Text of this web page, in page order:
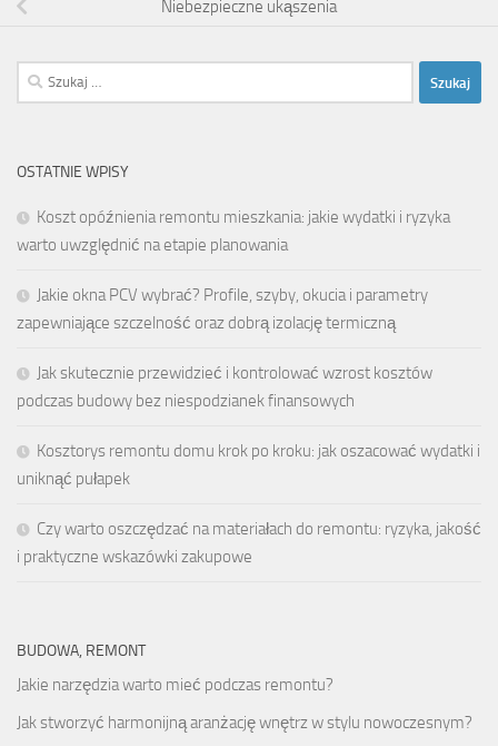
Niebezpieczne ukąszenia
Szukaj:
OSTATNIE WPISY
Koszt opóźnienia remontu mieszkania: jakie wydatki i ryzyka
warto uwzględnić na etapie planowania
Jakie okna PCV wybrać? Profile, szyby, okucia i parametry
zapewniające szczelność oraz dobrą izolację termiczną
Jak skutecznie przewidzieć i kontrolować wzrost kosztów
podczas budowy bez niespodzianek finansowych
Kosztorys remontu domu krok po kroku: jak oszacować wydatki i
uniknąć pułapek
Czy warto oszczędzać na materiałach do remontu: ryzyka, jakość
i praktyczne wskazówki zakupowe
BUDOWA, REMONT
Jakie narzędzia warto mieć podczas remontu?
Jak stworzyć harmonijną aranżację wnętrz w stylu nowoczesnym?